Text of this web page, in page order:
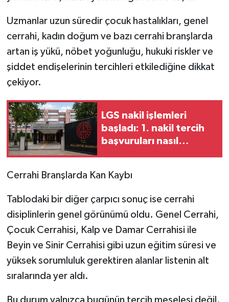
Uzmanlar uzun süredir çocuk hastalıkları, genel
cerrahi, kadın doğum ve bazı cerrahi branşlarda
artan iş yükü, nöbet yoğunluğu, hukuki riskler ve
şiddet endişelerinin tercihleri etkilediğine dikkat
çekiyor.
LGS nakil işlemleri
başladı: 1. nakil tercih
başvuruları nasıl
Cerrahi Branşlarda Kan Kaybı
Tablodaki bir diğer çarpıcı sonuç ise cerrahi
disiplinlerin genel görünümü oldu. Genel Cerrahi,
Çocuk Cerrahisi, Kalp ve Damar Cerrahisi ile
Beyin ve Sinir Cerrahisi gibi uzun eğitim süresi ve
yüksek sorumluluk gerektiren alanlar listenin alt
sıralarında yer aldı.
Bu durum yalnızca bugünün tercih meselesi değil.